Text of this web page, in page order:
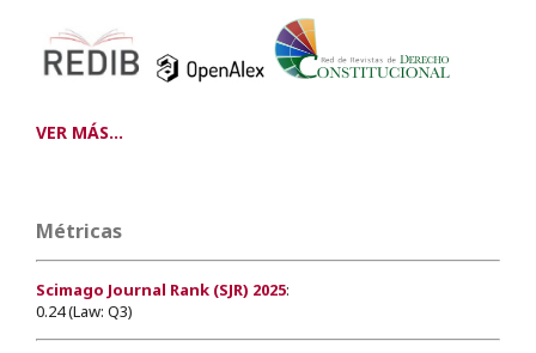
VER MÁS...
Métricas
Scimago Journal Rank (SJR) 2025:
0.24 (Law: Q3)